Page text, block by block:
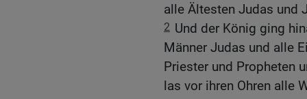
alle Ältesten Judas und
2 Und der König ging
Männer Judas und alle
Priester und Propheten
las vor ihren Ohren alle